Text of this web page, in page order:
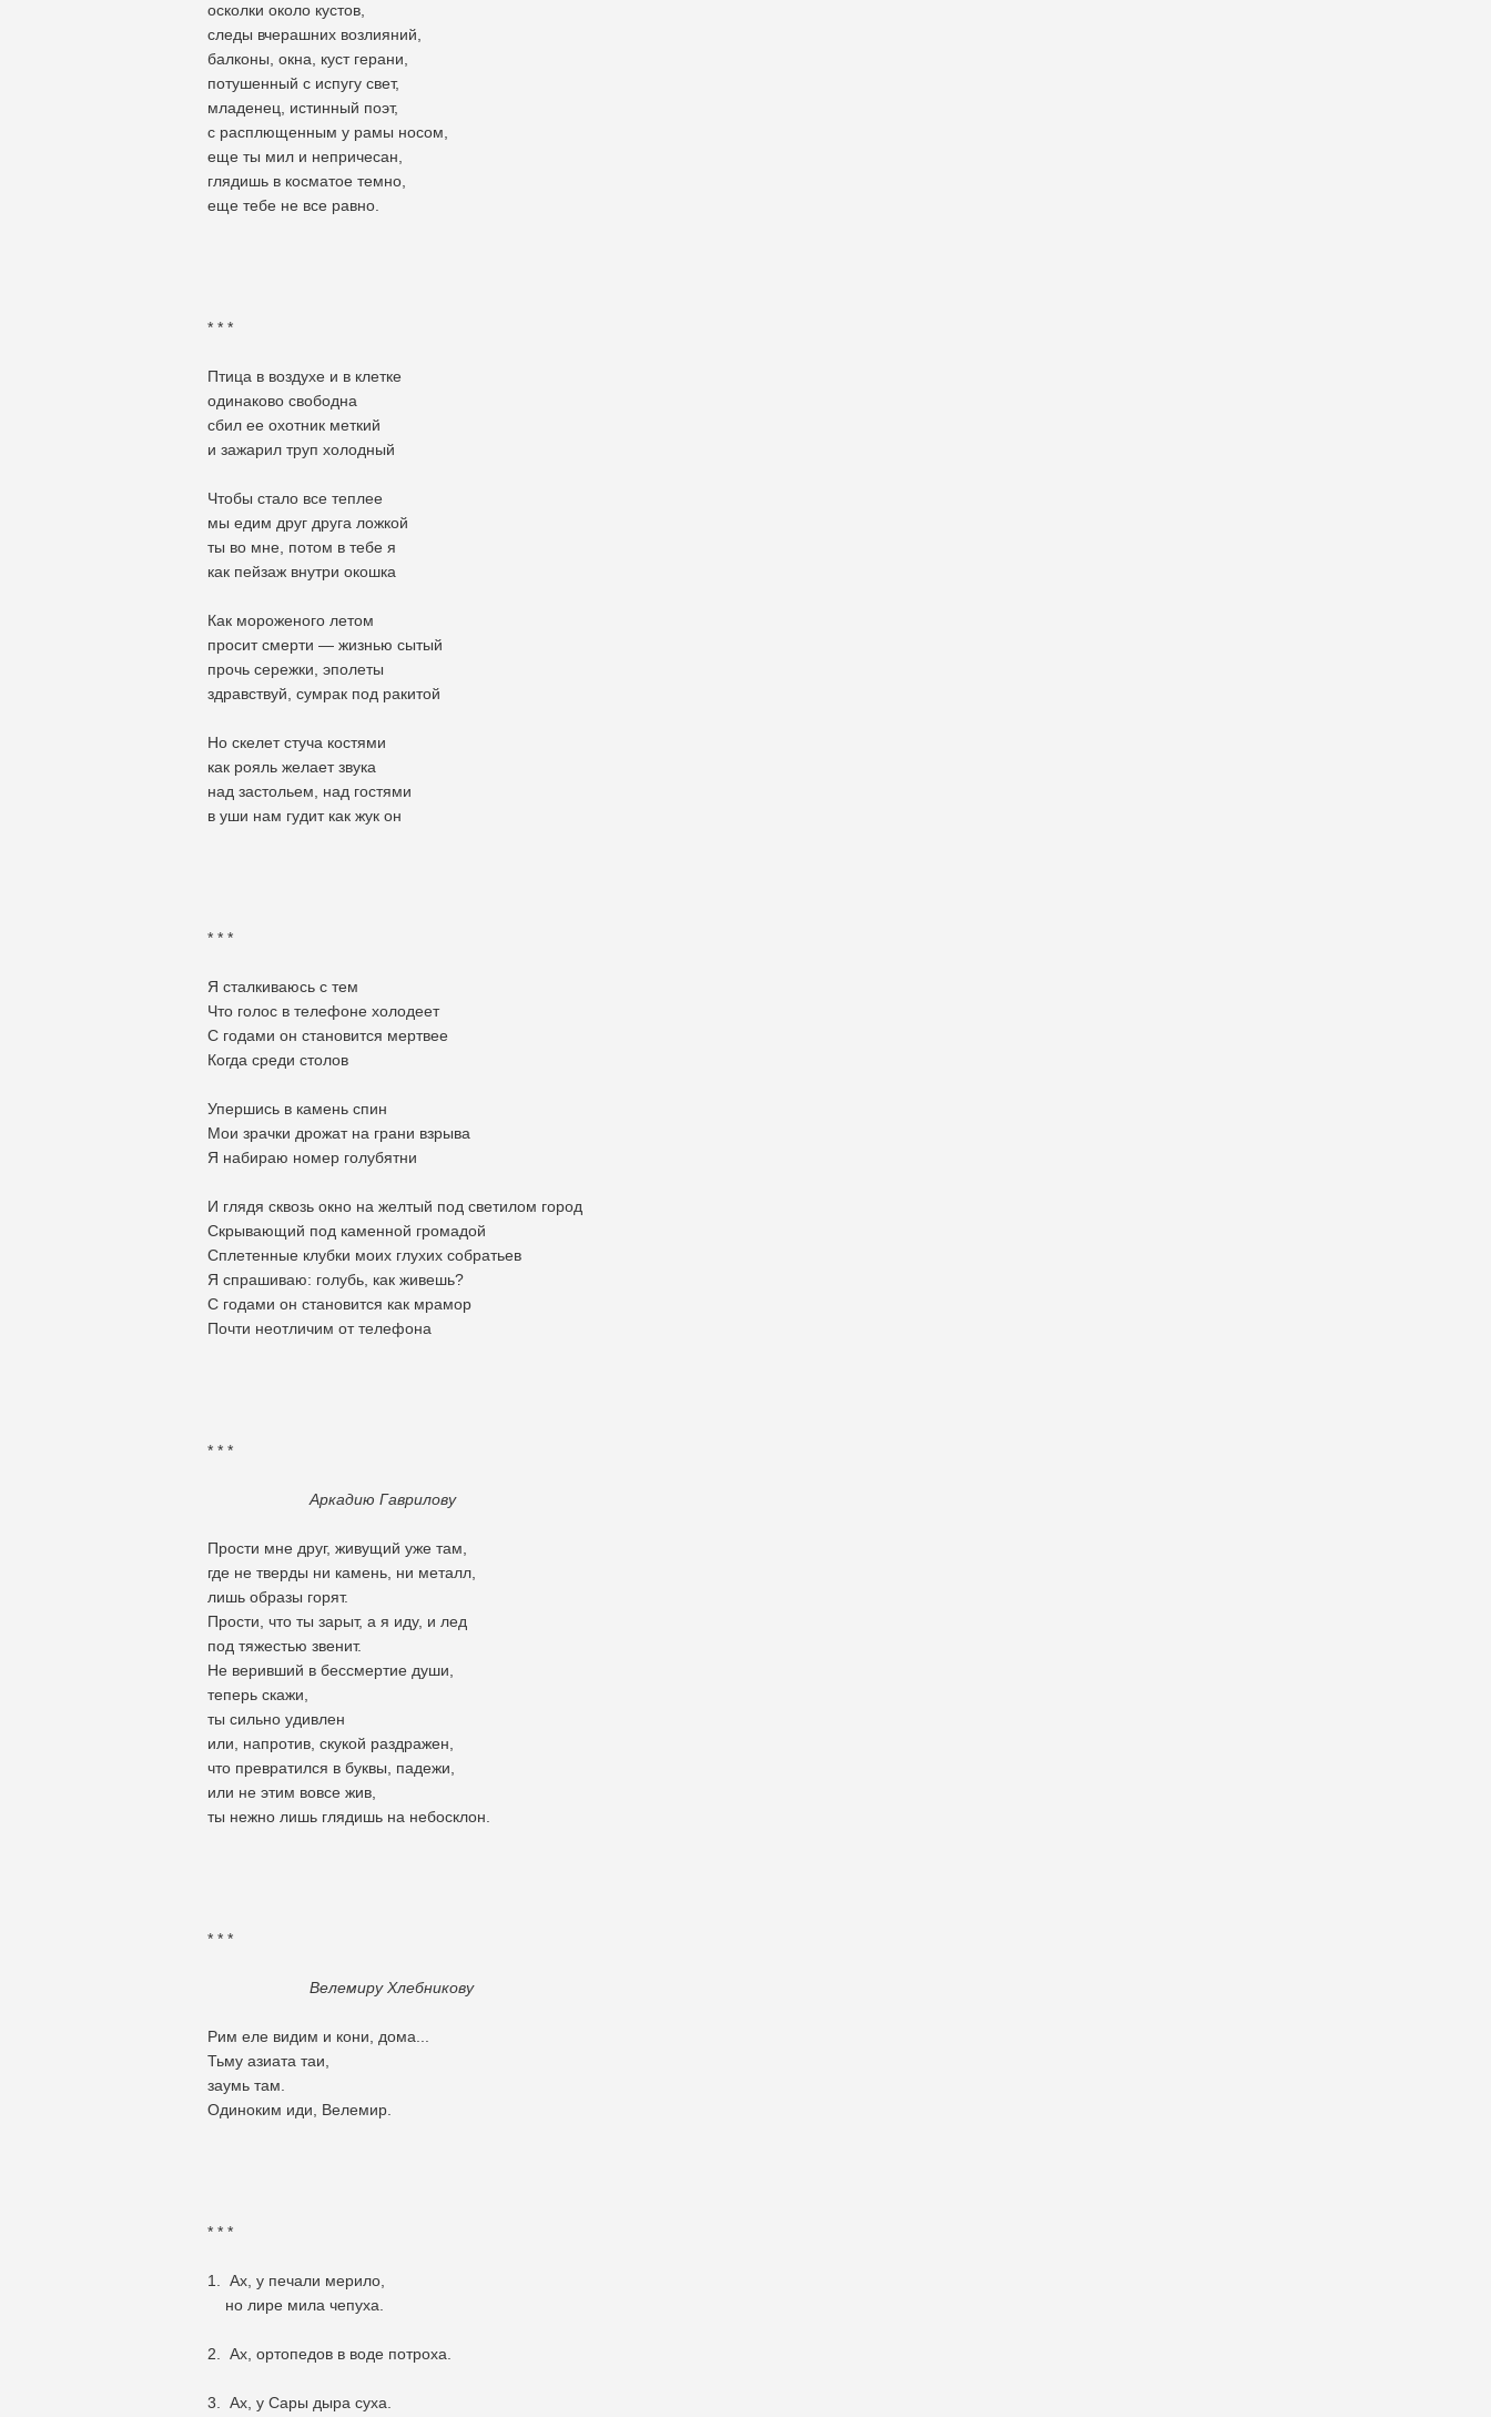
осколки около кустов,
следы вчерашних возлияний,
балконы, окна, куст герани,
потушенный с испугу свет,
младенец, истинный поэт,
с расплющенным у рамы носом,
еще ты мил и непричесан,
глядишь в косматое темно,
еще тебе не все равно.
* * *
Птица в воздухе и в клетке
одинаково свободна
сбил ее охотник меткий
и зажарил труп холодный
Чтобы стало все теплее
мы едим друг друга ложкой
ты во мне, потом в тебе я
как пейзаж внутри окошка
Как мороженого летом
просит смерти — жизнью сытый
прочь сережки, эполеты
здравствуй, сумрак под ракитой
Но скелет стуча костями
как рояль желает звука
над застольем, над гостями
в уши нам гудит как жук он
* * *
Я сталкиваюсь с тем
Что голос в телефоне холодеет
С годами он становится мертвее
Когда среди столов
Упершись в камень спин
Мои зрачки дрожат на грани взрыва
Я набираю номер голубятни
И глядя сквозь окно на желтый под светилом город
Скрывающий под каменной громадой
Сплетенные клубки моих глухих собратьев
Я спрашиваю: голубь, как живешь?
С годами он становится как мрамор
Почти неотличим от телефона
* * *
Аркадию Гаврилову
Прости мне друг, живущий уже там,
где не тверды ни камень, ни металл,
лишь образы горят.
Прости, что ты зарыт, а я иду, и лед
под тяжестью звенит.
Не веривший в бессмертие души,
теперь скажи,
ты сильно удивлен
или, напротив, скукой раздражен,
что превратился в буквы, падежи,
или не этим вовсе жив,
ты нежно лишь глядишь на небосклон.
* * *
Велемиру Хлебникову
Рим еле видим и кони, дома...
Тьму азиата таи,
заумь там.
Одиноким иди, Велемир.
* * *
1. Ах, у печали мерило,
но лире мила чепуха.
2. Ах, ортопедов в воде потроха.
3. Ах, у Сары дыра суха.